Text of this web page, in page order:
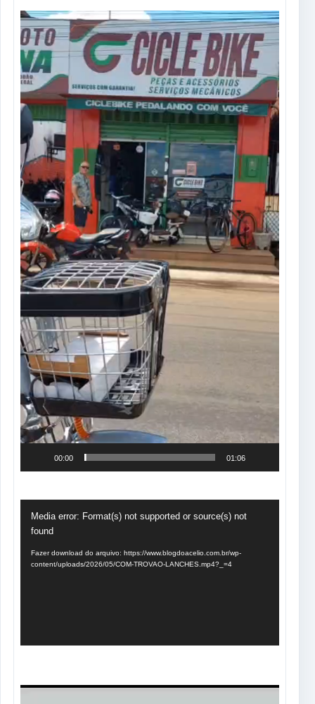
Tocador
de
vídeo
00:00 01:06
de
Media error: Format(s) not supported or source(s) not
found
Fazer download do arquivo: https://www.blogdoacelio.com.br/wp-
content/uploads/2026/05/COM-TROVAO-LANCHES.mp4?_=4